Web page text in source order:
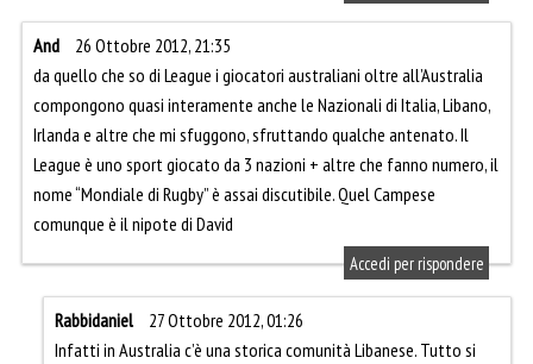
And
26 Ottobre 2012, 21:35
da quello che so di League i giocatori australiani oltre all’Australia
compongono quasi interamente anche le Nazionali di Italia, Libano,
Irlanda e altre che mi sfuggono, sfruttando qualche antenato. Il
League è uno sport giocato da 3 nazioni + altre che fanno numero, il
nome “Mondiale di Rugby” è assai discutibile. Quel Campese
comunque è il nipote di David
Accedi per rispondere
Rabbidaniel
27 Ottobre 2012, 01:26
Infatti in Australia c’è una storica comunità Libanese. Tutto si